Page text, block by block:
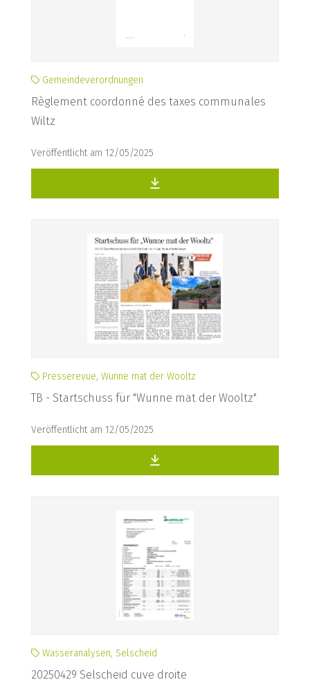
Gemeindeverordnungen
Règlement coordonné des taxes communales
Wiltz
Veröffentlicht am 12/05/2025
Presserevue, Wunne mat der Wooltz
TB - Startschuss für "Wunne mat der Wooltz"
Veröffentlicht am 12/05/2025
Wasseranalysen, Selscheid
20250429 Selscheid cuve droite